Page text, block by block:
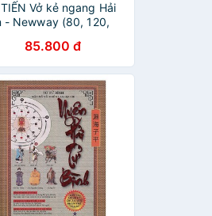
Vở kẻ ngang Hải
- Newway (80, 120,
85.800 đ